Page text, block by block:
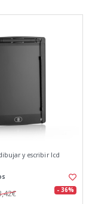
y escribir lcd
- 36%